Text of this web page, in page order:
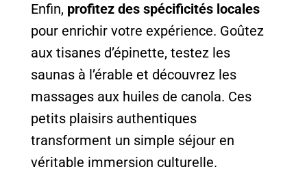
Enfin, profitez des spécificités locales
pour enrichir votre expérience. Goûtez
aux tisanes d’épinette, testez les
saunas à l’érable et découvrez les
massages aux huiles de canola. Ces
petits plaisirs authentiques
transforment un simple séjour en
véritable immersion culturelle.